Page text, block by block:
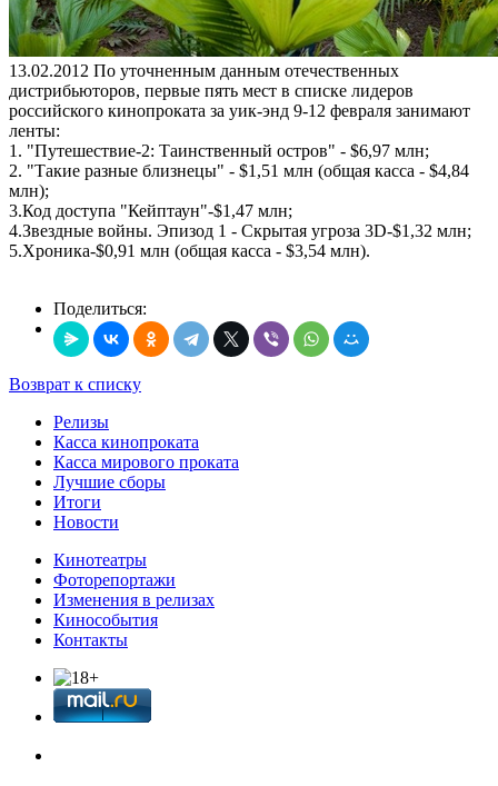
13.02.2012 По уточненным данным отечественных
дистрибьюторов, первые пять мест в списке лидеров
российского кинопроката за уик-энд 9-12 февраля занимают
ленты:
1. "Путешествие-2: Таинственный остров" - $6,97 млн;
2. "Такие разные близнецы" - $1,51 млн (общая касса - $4,84
млн);
3.Код доступа "Кейптаун"-$1,47 млн;
4.Звездные войны. Эпизод 1 - Скрытая угроза 3D-$1,32 млн;
5.Хроника-$0,91 млн (общая касса - $3,54 млн).
Поделиться:
Возврат к списку
Релизы
Касса кинопроката
Касса мирового проката
Лучшие сборы
Итоги
Новости
Кинотеатры
Фоторепортажи
Изменения в релизах
Кинособытия
Контакты